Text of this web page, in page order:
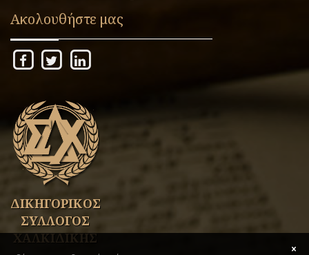
Ακολουθήστε μας
ΔΙΚΗΓΟΡΙΚΟΣ
ΣΥΛΛΟΓΟΣ
ΧΑΛΚΙΔΙΚΗΣ